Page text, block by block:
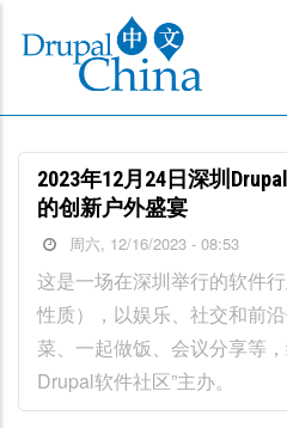
主
要
2023年12月24日深圳
的创新户外盛宴
周六, 12/16/2023 - 08:53
这是一场在深圳举行的软件
性质），以娱乐、社交和前
菜、一起做饭、会议分享等
Drupal软件社区”主办。